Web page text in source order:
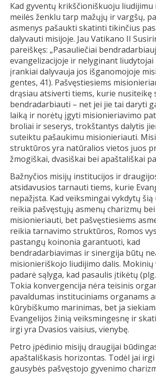
Kad gyventų krikščioniškuoju
meilės ženklu tarp mažųjų ir vargšų,
asmenys pašaukti skatinti tikinčius
dalyvauti misijoje. Jau Vatikano II
pareiškęs: „Pasauliečiai
evangelizacijoje ir nelyginant liudytojai
įrankiai dalyvauja jos išganomojoje
gentes, 41). Pašvęstiesiems
drąsiau atsiverti tiems, kurie nusiteikę
bendradarbiauti – net jei jie tai daryti
laiką ir norėtų įgyti misionieriavimo
broliai ir seserys, trokštantys dalytis
suteiktu pašaukimu misionieriauti.
struktūros yra natūralios vietos juos
žmogiškai, dvasiškai bei apaštališkai
Bažnyčios misijų institucijos ir
atsidavusios tarnauti tiems, kurie
nepažįsta. Kad veiksmingai vykdytų
reikia pašvęstųjų asmenų charizmų
misionieriauti, bet pašvęstiesiems
reikia tarnavimo struktūros, Romos
pastangų koinonia garantuoti, kad
bendradarbiavimas ir sinergija būtų
misionieriškojo liudijimo dalis. Mokinių
padarė sąlyga, kad pasaulis įtikėtų (plg.
Tokia konvergencija nėra teisinis
pavaldumas instituciniams organams
kūrybiškumo marinimas, bet ja
Evangelijos žinią veiksmingesnę ir
irgi yra Dvasios vaisius, vienybę.
Petro įpėdinio misijų draugijai
apaštališkasis horizontas. Todėl jai
gausybės pašvęstojo gyvenimo